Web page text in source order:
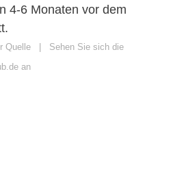
4-6 Monaten vor dem
Quelle
Sehen Sie sich die
an